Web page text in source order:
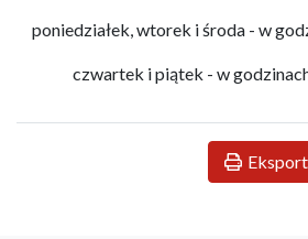
poniedziałek, wtorek i środa - w
czwartek i piątek - w